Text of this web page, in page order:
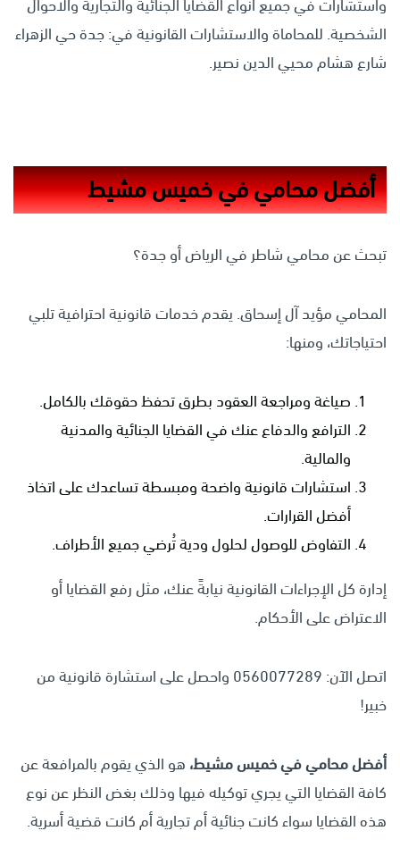
واستشارات في جميع أنواع القضايا الجنائية والتجارية والاحوال
الشخصية. للمحاماة والاستشارات القانونية في: جدة حي الزهراء
شارع هشام محيي الدين نصير.
أفضل محامي في خميس مشيط
تبحث عن محامي شاطر في الرياض أو جدة؟
المحامي مؤيد آل إسحاق. يقدم خدمات قانونية احترافية تلبي
احتياجاتك، ومنها:
صياغة ومراجعة العقود بطرق تحفظ حقوقك بالكامل.
الترافع والدفاع عنك في القضايا الجنائية والمدنية
والمالية.
استشارات قانونية واضحة ومبسطة تساعدك على اتخاذ
أفضل القرارات.
التفاوض للوصول لحلول ودية تُرضي جميع الأطراف.
إدارة كل الإجراءات القانونية نيابةً عنك، مثل رفع القضايا أو
الاعتراض على الأحكام.
اتصل الآن: 0560077289 واحصل على استشارة قانونية من
خبير!
أفضل محامي في خميس مشيط، هو الذي يقوم بالمرافعة عن
كافة القضايا التي يجري توكيله فيها وذلك بغض النظر عن نوع
هذه القضايا سواء كانت جنائية أم تجارية أم كانت قضية أسرية.